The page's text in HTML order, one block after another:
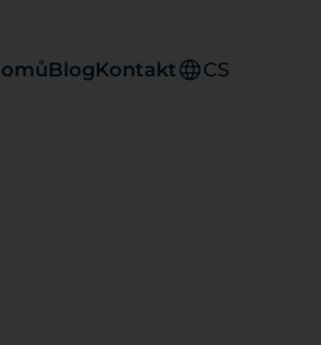
BlogKontakt CS